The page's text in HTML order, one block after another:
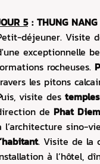
5: THUNG
déjeuner. Visite
exceptionnelle
rocheuses.
les pitons
visite des
de Phat Diem
l’architecture sino-
. Visite de la
à l’hôtel,